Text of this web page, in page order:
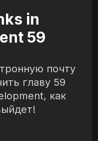
in
59
почту
главу 59
как